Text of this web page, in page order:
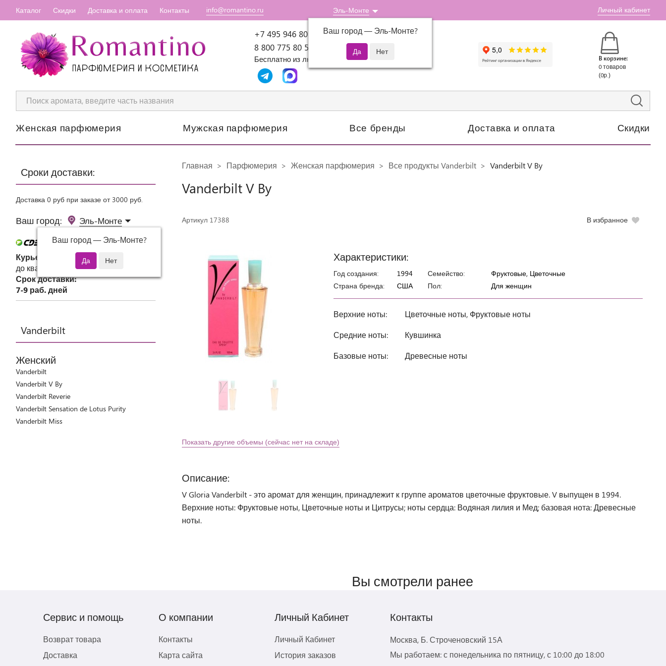
Каталог Скидки Доставка и оплата Контакты info@romantino.ru Эль-Монте
Ваш город — Эль-Монте?
Личный кабинет
+7 495 946 80 07 Пн-Пт: 10:00-18:00
8 800 775 80 51
Бесплатно из любого региона России
В корзине:
0 товаров
(0р.)
Женская парфюмерия Мужская парфюмерия Все бренды Доставка и оплата Скидки
Сроки доставки:
Доставка 0 руб при заказе от 3000 руб.
Ваш город: Эль-Монте
Ваш город — Эль-Монте?
Курьер СДЭК
до квартиры или офиса
Срок доставки:
7-9 раб. дней
Vanderbilt
Женский
Vanderbilt
Vanderbilt V By
Vanderbilt Reverie
Vanderbilt Sensation de Lotus Purity
Vanderbilt Miss
Главная Парфюмерия Женская парфюмерия Все продукты Vanderbilt Vanderbilt V By
Vanderbilt V By
Артикул 17388 В избранное
Характеристики:
Год создания:
1994
Страна бренда:
США
Семейство:
Фруктовые, Цветочные
Пол:
Для женщин
Верхние ноты:
Цветочные ноты, Фруктовые ноты
Средние ноты:
Кувшинка
Базовые ноты:
Древесные ноты
Показать другие объемы (сейчас нет на складе)
Описание:
V Gloria Vanderbilt - это аромат для женщин, принадлежит к группе ароматов цветочные фруктовые. V выпущен в 1994.
Верхние ноты: Фруктовые ноты, Цветочные ноты и Цитрусы; ноты сердца: Водяная лилия и Мед; базовая нота: Древесные
ноты.
Вы смотрели ранее
Сервис и помощь
Возврат товара
Доставка
О компании
Контакты
Карта сайта
Личный Кабинет
Личный Кабинет
История заказов
Контакты
Москва, Б. Строченовский 15А
Мы работаем: с понедельника по пятницу, с 10:00 до 18:00